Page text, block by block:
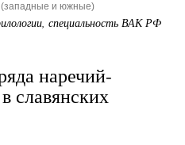
(западные и южные)
специальность ВАК РФ
наречий-
славянских